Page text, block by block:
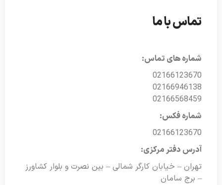
تماس با ما
شماره های تماس:
02166123670
02166946138
02166568459
شماره فکس:
02166123670
آدرس دفتر مرکزی:
تهران – خیابان کارگر شمالی – بین نصرت و بلوار کشاورز
– برج سامان